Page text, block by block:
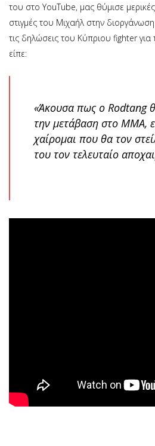
του στο YouTube, μας θύμισε
στιγμές του Μιχαήλ στην
τις δηλώσεις του Κύπριου fighter
είπε:
«Άκουσα πως ο Rodtang
την μετάβαση στο ΜΜΑ,
χαίρομαι που θα τον
του τον τελευταίο